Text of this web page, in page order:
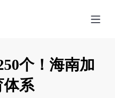
个！海南加
体系